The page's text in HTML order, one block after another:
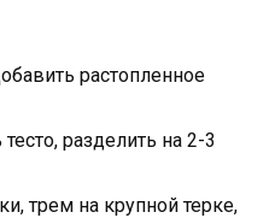
растопленное
разделить на 2-3
трем на крупной терке,